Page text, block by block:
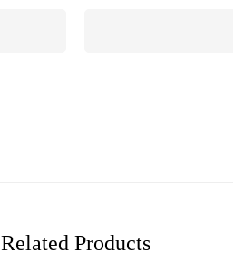
Related Products